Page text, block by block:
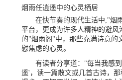
烟雨任逍遥中的心灵栖居
在快节奏的现代生活中,"烟
平台，更成为许多人精神的避风
的"烟雨阁"中，那些充满诗意的
慰焦虑的心灵。
有读者分享道："每当我感
遥'，读一篇散文或几首古诗，